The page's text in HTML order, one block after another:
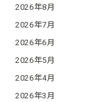
2026年8月
2026年7月
2026年6月
2026年5月
2026年4月
2026年3月